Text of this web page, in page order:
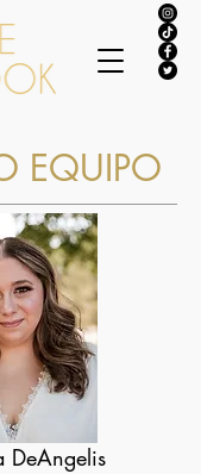
EQUIPO
DeAngelis